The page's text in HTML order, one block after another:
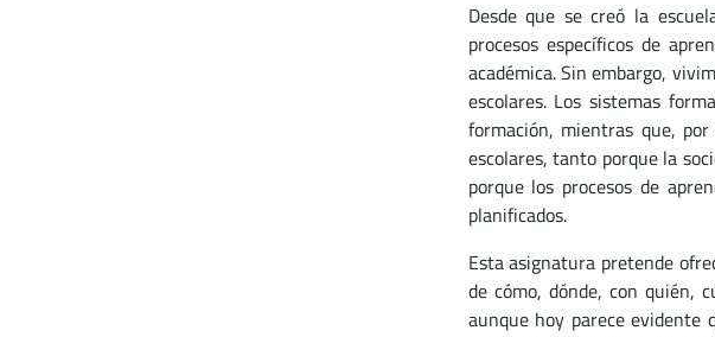
Desde que se creó la
procesos específicos de
académica. Sin embargo,
escolares. Los sistemas
formación, mientras que,
escolares, tanto porque la
porque los procesos de
planificados.
Esta asignatura pretende
de cómo, dónde, con quién,
aunque hoy parece evidente